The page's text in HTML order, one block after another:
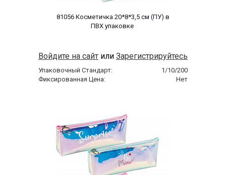
81056 Косметичка 20*8*3,5 cм (ПУ) в
Войдите на сайт или Зарегистрируйтесь
Упаковочный Стандарт:
1/10/200
Фиксированная Цена:
Нет